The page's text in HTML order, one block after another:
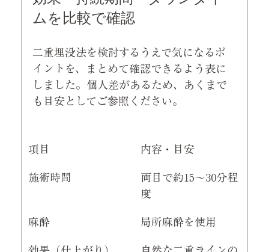
ムを比較で確認
二重埋没法を検討するうえで気になるポ
イントを、まとめて確認できるよう表に
しました。個人差があるため、あくまで
も目安としてご参照ください。
項目 内容・目安
施術時間
両目で約15〜30分程
度
麻酔 局所麻酔を使用